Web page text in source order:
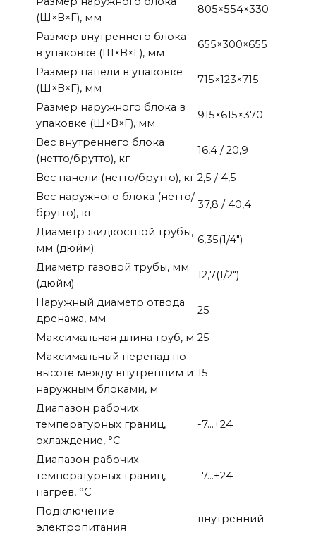
(Ш×В×Г), мм
805×554×330
Размер внутреннего блока
в упаковке (Ш×В×Г), мм
655×300×655
Размер панели в упаковке
(Ш×В×Г), мм
715×123×715
Размер наружного блока в
упаковке (Ш×В×Г), мм
915×615×370
Вес внутреннего блока
(нетто/брутто), кг
16,4 / 20,9
Вес панели (нетто/брутто), кг 2,5 / 4,5
Вес наружного блока (нетто/
брутто), кг
37,8 / 40,4
Диаметр жидкостной трубы,
мм (дюйм)
6,35(1/4″)
Диаметр газовой трубы, мм
(дюйм)
12,7(1/2″)
Наружный диаметр отвода
дренажа, мм
25
Максимальная длина труб, м 25
Максимальный перепад по
высоте между внутренним и
наружным блоками, м
15
Диапазон рабочих
температурных границ,
охлаждение, °C
-7…+24
Диапазон рабочих
температурных границ,
нагрев, °C
-7…+24
Подключение
электропитания
внутренний